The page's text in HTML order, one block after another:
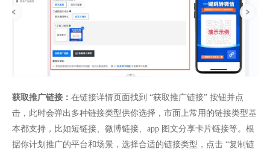
获取推广链接： 在链接详情页面找到 “获取推广链接” 按钮并点
击，此时会弹出多种链接类型供你选择，市面上常用的链接类型基
本都支持，比如短链接、微博链接、app 图文分享卡片链接等。根
据你计划推广的平台和场景，选择合适的链接类型，点击 “复制链